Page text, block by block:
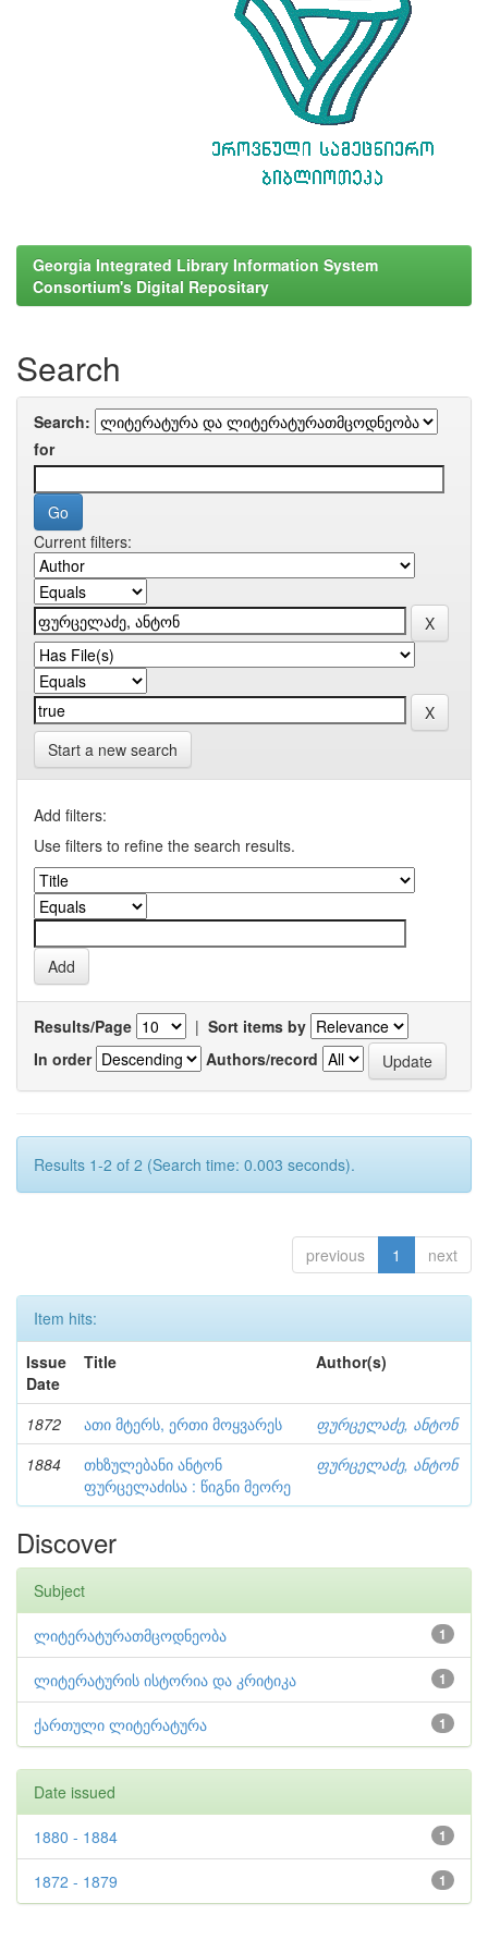
Georgia Integrated Library Information System
Consortium's Digital Repositary
Search
Search:
for
Current filters:
Start a new search
Add filters:
Use filters to refine the search results.
Results/Page | Sort items by
In order
Authors/record
Results 1-2 of 2 (Search time: 0.003 seconds).
previous 1 next
Item hits:
Issue
Date
Title Author(s)
1872 ათი მტერს, ერთი მოყვარეს
ფურცელაძე, ანტონ
1884
თხზულებანი ანტონ
ფურცელაძისა : წიგნი მეორე
ფურცელაძე, ანტონ
Discover
Subject
1
ლიტერატურათმცოდნეობა
1
ლიტერატურის ისტორია და კრიტიკა
1
ქართული ლიტერატურა
Date issued
1
1880 - 1884
1
1872 - 1879